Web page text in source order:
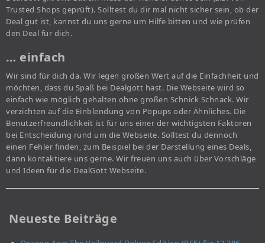
Trusted Shops geprüft). Solltest du dir mal nicht sicher sein, ob der
Deal gut ist, kannst du uns gerne um Hilfe bitten und wie prüfen
den Deal für dich.
… einfach
Wir sind für dich da. Wir legen großen Wert auf die Einfachheit und
möchten, dass du Spaß bei Dealgott hast. Die Webseite wird so
einfach wie möglich gehalten ohne großen Schnick Schnack. Wir
verzichten auf die Einblendung von Popups oder Ähnliches. Die
Benutzerfreundlichkeit ist für uns einer der wichtigsten Faktoren
bei Entscheidung rund um die Webseite. Solltest du dennoch
einen Fehler finden, zum Beispiel bei der Darstellung eines Deals,
dann kontaktiere uns gerne. Wir freuen uns auch über Vorschläge
und Ideen für die DealGott Webseite.
Neueste Beiträge